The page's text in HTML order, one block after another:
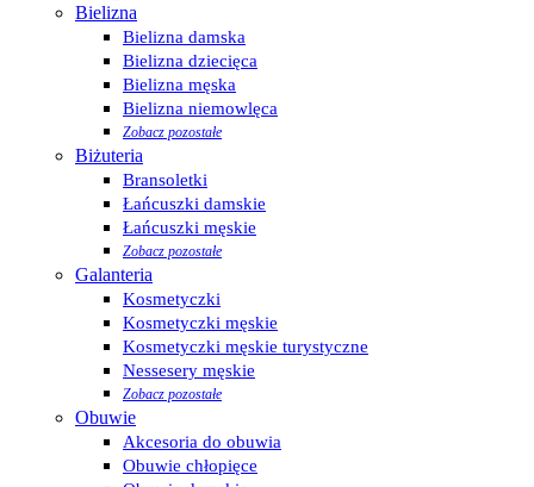
Bielizna
Bielizna damska
Bielizna dziecięca
Bielizna męska
Bielizna niemowlęca
Zobacz pozostałe
Biżuteria
Bransoletki
Łańcuszki damskie
Łańcuszki męskie
Zobacz pozostałe
Galanteria
Kosmetyczki
Kosmetyczki męskie
Kosmetyczki męskie turystyczne
Nessesery męskie
Zobacz pozostałe
Obuwie
Akcesoria do obuwia
Obuwie chłopięce